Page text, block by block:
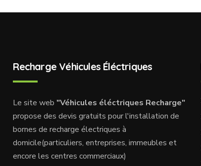
Recharge Véhicules Éléctriques
Le site web"Véhicules éléctriques Recharge"
propose des devis gratuits pour l'installation de
bornes de recharge électriques à
domicile(particuliers, entreprises, immeubles et
encore les centres commerciaux)